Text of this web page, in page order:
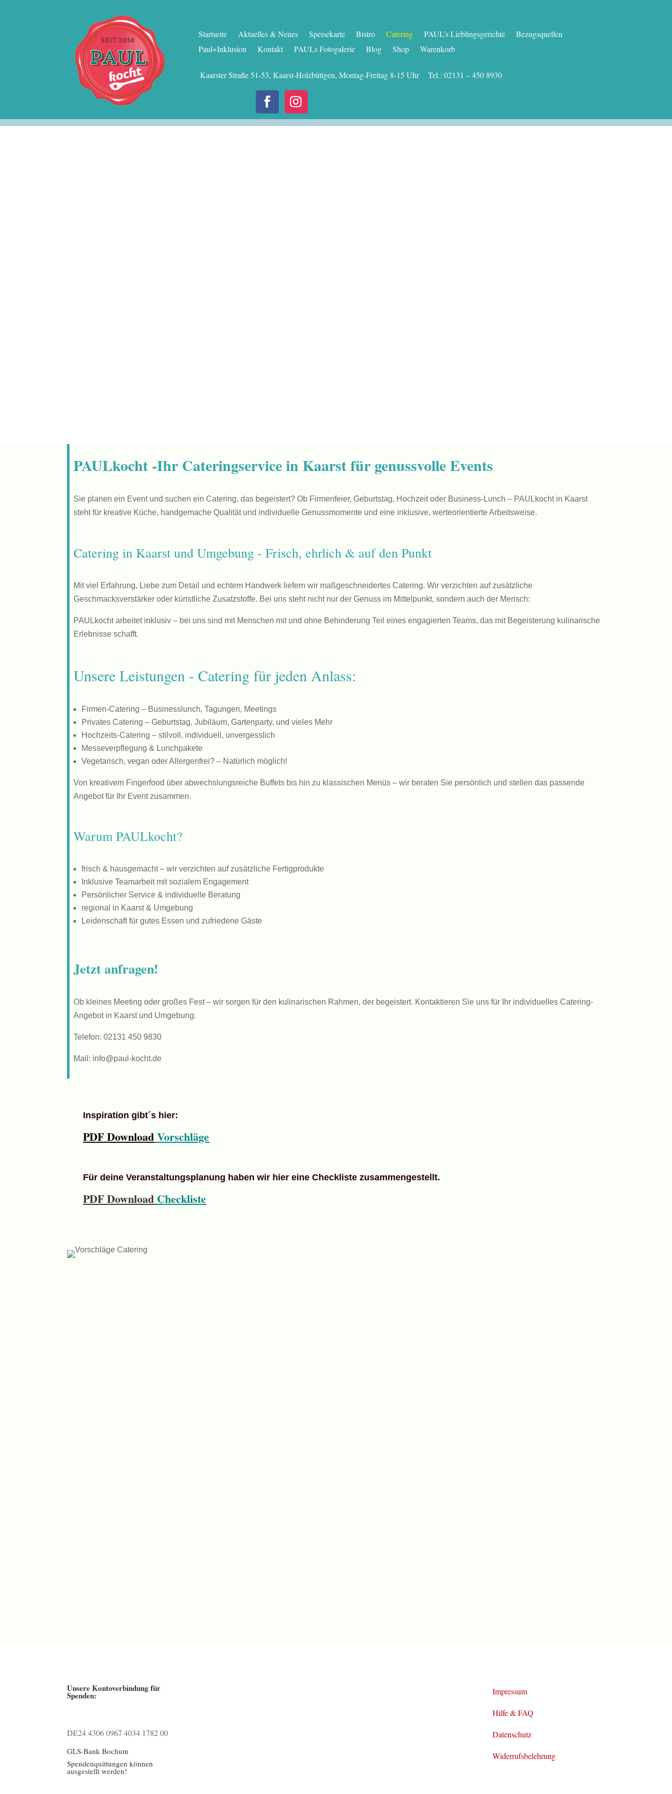
Startseite Aktuelles & Neues Speisekarte Bistro Catering PAUL’s Lieblingsgerichte
Bezugsquellen
Paul+Inklusion
Kontakt PAULs Fotogalerie Blog Shop Warenkorb
Kaarster Straße 51-53, Kaarst-Holzbüttgen, Montag-Freitag 8-15 Uhr Tel.: 02131 – 450 8930
PAULkocht -Ihr Cateringservice in Kaarst für genussvolle Events
Sie planen ein Event und suchen ein Catering, das begeistert? Ob Firmenfeier, Geburtstag, Hochzeit oder Business-Lunch – PAULkocht in Kaarst
steht für kreative Küche, handgemache Qualität und individuelle Genussmomente und eine inklusive, werteorientierte Arbeitsweise.
Catering in Kaarst und Umgebung - Frisch, ehrlich & auf den Punkt
Mit viel Erfahrung, Liebe zum Detail und echtem Handwerk liefern wir maßgeschneidertes Catering. Wir verzichten auf zusätzliche
Geschmacksverstärker oder künstliche Zusatzstoffe. Bei uns steht nicht nur der Genuss im Mittelpunkt, sondern auch der Mensch:
PAULkocht arbeitet inklusiv – bei uns sind mit Menschen mit und ohne Behinderung Teil eines engagierten Teams, das mit Begeisterung kulinarische
Erlebnisse schafft.
Unsere Leistungen - Catering für jeden Anlass:
Firmen-Catering – Businesslunch, Tagungen, Meetings
Privates Catering –Geburtstag, Jubiläum, Gartenparty, und vieles Mehr
Hochzeits-Catering –stilvoll, individuell, unvergesslich
Messeverpflegung & Lunchpakete
Vegetarisch, vegan oder Allergenfrei? – Natürlich möglich!
Von kreativem Fingerfood über abwechslungsreiche Buffets bis hin zu klassischen Menüs – wir beraten Sie persönlich und stellen das passende
Angebot für Ihr Event zusammen.
Warum PAULkocht?
frisch & hausgemacht –wir verzichten auf zusätzliche Fertigprodukte
Inklusive Teamarbeit mit sozialem Engagement
Persönlicher Service & individuelle Beratung
regional in Kaarst & Umgebung
Leidenschaft für gutes Essen und zufriedene Gäste
Jetzt anfragen!
Ob kleines Meeting oder großes Fest – wir sorgen für den kulinarischen Rahmen, der begeistert. Kontaktieren Sie uns für Ihr individuelles Catering-
Angebot in Kaarst und Umgebung.
Telefon: 02131 450 9830
Mail: info@paul-kocht.de
Inspiration gibt´s hier:
PDF DownloadVorschläge
Für deine Veranstaltungsplanung haben wir hier eine Checkliste zusammengestellt.
PDF Download Checkliste
Unsere Kontoverbindung für
Spenden:
DE24 4306 0967 4034 1782 00
GLS-Bank Bochum
Spendenquittungen können
ausgestellt werden!
Impressum
Hilfe & FAQ
Datenschutz
Widerrufsbelehrung